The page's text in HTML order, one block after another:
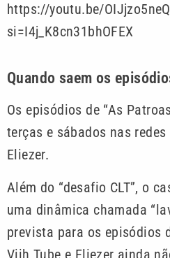
https://youtu.be/
si=I4j_K8cn31bhOFEX
Quando saem os
Os episódios de “As
terças e sábados nas
Eliezer.
Além do “desafio CLT”, o
uma dinâmica chamada
prevista para os episódios
Viih Tube e Eliezer ainda